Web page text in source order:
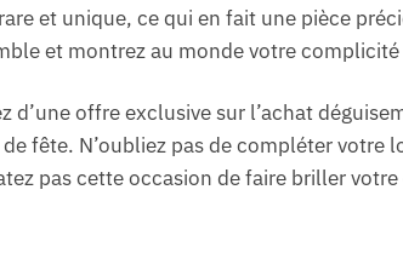
et unique, ce qui en fait une pièce
et montrez au monde votre
d’une offre exclusive sur l’achat
fête. N’oubliez pas de compléter votre
pas cette occasion de faire briller